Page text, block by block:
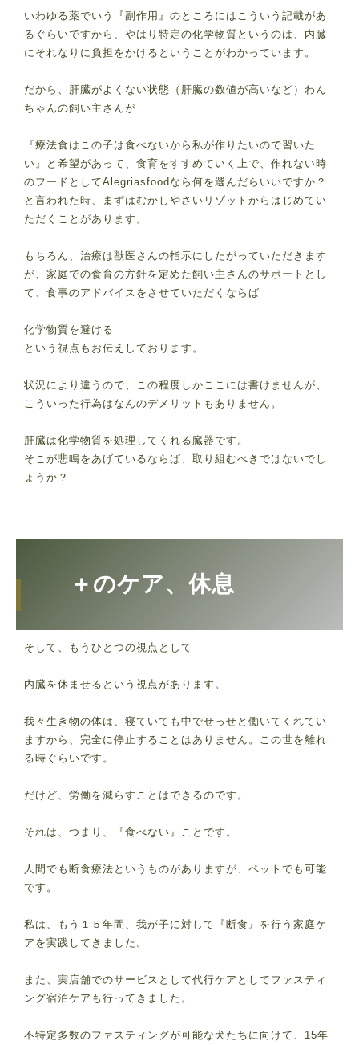
いわゆる薬でいう『副作用』のところにはこういう記載があ
るぐらいですから、やはり特定の化学物質というのは、内臓
にそれなりに負担をかけるということがわかっています。
だから、肝臓がよくない状態（肝臓の数値が高いなど）わん
ちゃんの飼い主さんが
『療法食はこの子は食べないから私が作りたいので習いた
い』と希望があって、食育をすすめていく上で、作れない時
のフードとしてAlegriasfoodなら何を選んだらいいですか？
と言われた時、まずはむかしやさいリゾットからはじめてい
ただくことがあります。
もちろん、治療は獣医さんの指示にしたがっていただきます
が、家庭での食育の方針を定めた飼い主さんのサポートとし
て、食事のアドバイスをさせていただくならば
化学物質を避ける
という視点もお伝えしております。
状況により違うので、この程度しかここには書けませんが、
こういった行為はなんのデメリットもありません。
肝臓は化学物質を処理してくれる臓器です。
そこが悲鳴をあげているならば、取り組むべきではないでし
ょうか？
＋のケア、休息
そして、もうひとつの視点として
内臓を休ませるという視点があります。
我々生き物の体は、寝ていても中でせっせと働いてくれてい
ますから、完全に停止することはありません。この世を離れ
る時ぐらいです。
だけど、労働を減らすことはできるのです。
それは、つまり、『食べない』ことです。
人間でも断食療法というものがありますが、ペットでも可能
です。
私は、もう１５年間、我が子に対して『断食』を行う家庭ケ
アを実践してきました。
また、実店舗でのサービスとして代行ケアとしてファスティ
ング宿泊ケアも行ってきました。
不特定多数のファスティングが可能な犬たちに向けて、15年